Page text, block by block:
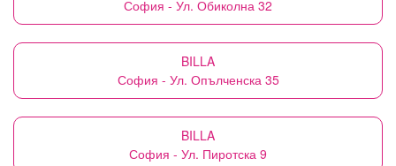
София - Ул. Обиколна 32
BILLA
София - Ул. Опълченска 35
BILLA
София - Ул. Пиротска 9